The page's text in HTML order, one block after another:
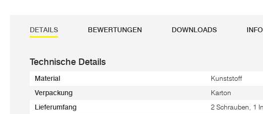
DETAILS BEWERTUNGEN DOWNLOADS
Technische Details
Material Kunststoff
Verpackung Karton
Lieferumfang 2 Schrauben, 1